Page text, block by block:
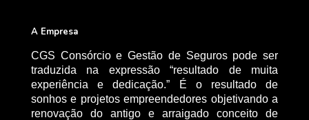
A Empresa
CGS Consórcio e Gestão de Seguros pode ser
traduzida na expressão “resultado de muita
experiência e dedicação.” É o resultado de
sonhos e projetos empreendedores objetivando a
renovação do antigo e arraigado conceito de